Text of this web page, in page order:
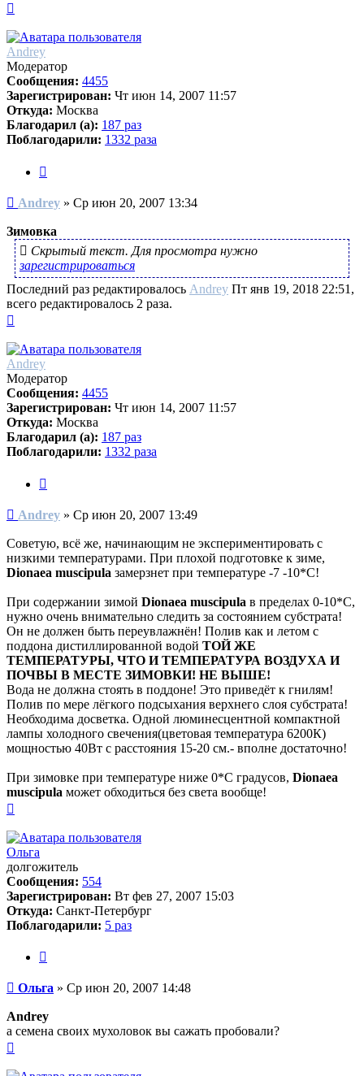
началу
Andrey
Модератор
Сообщения: 4455
Зарегистрирован: Чт июн 14, 2007 11:57
Откуда: Москва
Благодарил (а): 187 раз
Поблагодарили: 1332 раза
Сообщение
Andrey » Ср июн 20, 2007 13:34
Зимовка
Скрытый текст. Для просмотра нужно
зарегистрироваться
Последний раз редактировалось Andrey Пт янв 19, 2018 22:51,
всего редактировалось 2 раза.
началу
Andrey
Модератор
Сообщения: 4455
Зарегистрирован: Чт июн 14, 2007 11:57
Откуда: Москва
Благодарил (а): 187 раз
Поблагодарили: 1332 раза
Сообщение
Andrey » Ср июн 20, 2007 13:49
Советую, всё же, начинающим не экспериментировать с
низкими температурами. При плохой подготовке к зиме,
Dionaea muscipula замерзнет при температуре -7 -10*С!
При содержании зимой Dionaea muscipula в пределах 0-10*С,
нужно очень внимательно следить за состоянием субстрата!
Он не должен быть переувлажнён! Полив как и летом с
поддона дистиллированной водой ТОЙ ЖЕ
ТЕМПЕРАТУРЫ, ЧТО И ТЕМПЕРАТУРА ВОЗДУХА И
ПОЧВЫ В МЕСТЕ ЗИМОВКИ! НЕ ВЫШЕ!
Вода не должна стоять в поддоне! Это приведёт к гнилям!
Полив по мере лёгкого подсыхания верхнего слоя субстрата!
Необходима досветка. Одной люминесцентной компактной
лампы холодного свечения(цветовая температура 6200К)
мощностью 40Вт с расстояния 15-20 см.- вполне достаточно!
При зимовке при температуре ниже 0*С градусов, Dionaea
muscipula может обходиться без света вообще!
началу
Ольга
долгожитель
Сообщения: 554
Зарегистрирован: Вт фев 27, 2007 15:03
Откуда: Санкт-Петербург
Поблагодарили: 5 раз
Сообщение
Ольга » Ср июн 20, 2007 14:48
Andrey
а семена своих мухоловок вы сажать пробовали?